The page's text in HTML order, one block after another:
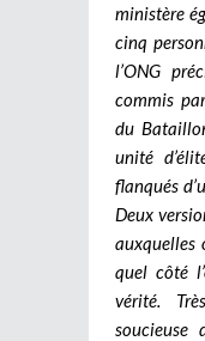
ministère
cinq
l’ONG
commis
du
unité
flanqués
Deux
auxquelles
quel côté
vérité.
soucieuse